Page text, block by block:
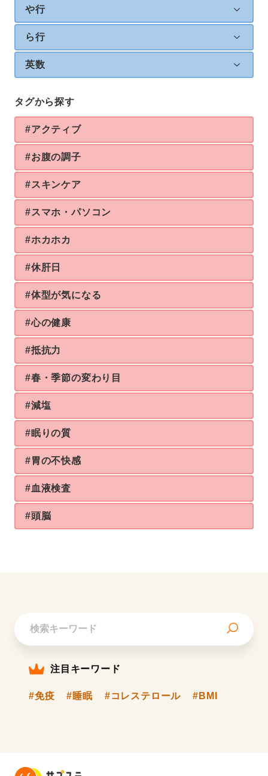
や行
ら行
英数
タグから探す
#アクティブ
#お腹の調子
#スキンケア
#スマホ・パソコン
#ホカホカ
#休肝日
#体型が気になる
#心の健康
#抵抗力
#春・季節の変わり目
#減塩
#眠りの質
#胃の不快感
#血液検査
#頭脳
注目キーワード
#免疫 #睡眠 #コレステロール #BMI